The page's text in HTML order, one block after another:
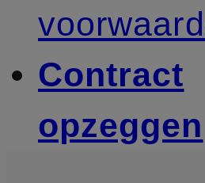
Contract
opzeggen